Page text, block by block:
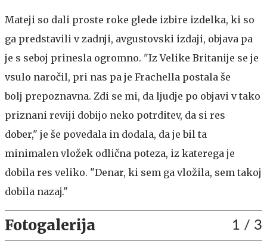
Mateji so dali proste roke glede izbire izdelka, ki so
ga predstavili v zadnji, avgustovski izdaji, objava pa
je s seboj prinesla ogromno. "Iz Velike Britanije se je
vsulo naročil, pri nas pa je Frachella postala še
bolj prepoznavna. Zdi se mi, da ljudje po objavi v tako
priznani reviji dobijo neko potrditev, da si res
dober," je še povedala in dodala, da je bil ta
minimalen vložek odlična poteza, iz katerega je
dobila res veliko. "Denar, ki sem ga vložila, sem takoj
dobila nazaj."
Fotogalerija 1 / 3